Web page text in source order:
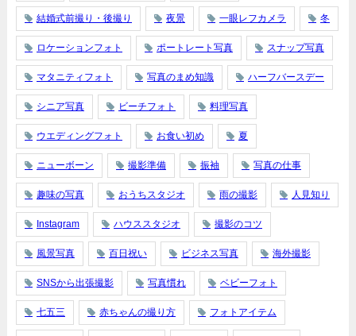
結婚式前撮り・後撮り 夜景 一眼レフカメラ 冬
ロケーションフォト ポートレート写真 スナップ写真
マタニティフォト 写真のまめ知識 ハーフバースデー
シニア写真 ビーチフォト 料理写真
ウエディングフォト お食い初め 夏
ニューボーン 撮影準備 振袖 写真の仕事
趣味の写真 おうちスタジオ 雨の撮影 人見知り
Instagram ハウススタジオ 撮影のコツ
風景写真 百日祝い ビジネス写真 海外撮影
SNSから出張撮影 写真慣れ ベビーフォト
七五三 赤ちゃんの撮り方 フォトアイテム